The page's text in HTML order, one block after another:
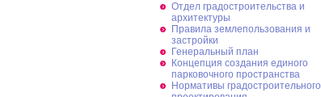
Отдел градостроительства и
архитектуры
Правила землепользования и
застройки
Генеральный план
Концепция создания единого
парковочного пространства
Нормативы градостроительного